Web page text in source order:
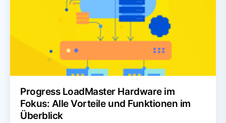
Progress LoadMaster Hardware im
Fokus: Alle Vorteile und Funktionen im
Überblick